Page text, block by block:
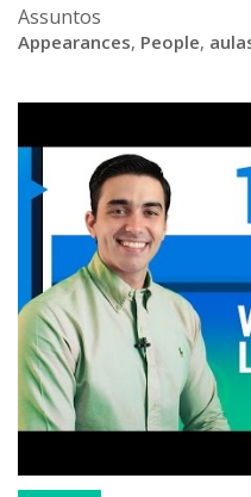
Assuntos
Appearances, People,